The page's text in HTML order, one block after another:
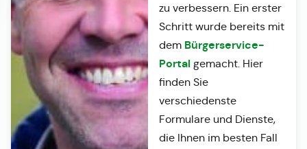
zu verbessern. Ein erster
Schritt wurde bereits mit
dem Bürgerservice-
Portalgemacht. Hier
finden Sie
verschiedenste
Formulare und Dienste,
die Ihnen im besten Fall